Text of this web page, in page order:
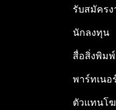
รับสมัคร
นักลงทุน
สื่อสิ่งพิมพ์
พาร์ทเนอ
ตัวแทนโ